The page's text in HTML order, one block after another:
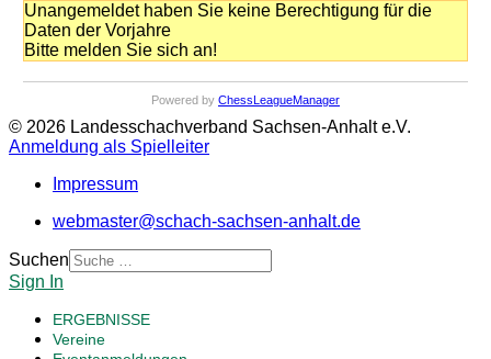
Unangemeldet haben Sie keine Berechtigung für die
Daten der Vorjahre
Bitte melden Sie sich an!
Powered by ChessLeagueManager
© 2026 Landesschachverband Sachsen-Anhalt e.V.
Anmeldung als Spielleiter
Impressum
webmaster@schach-sachsen-anhalt.de
Suchen
Sign In
ERGEBNISSE
Vereine